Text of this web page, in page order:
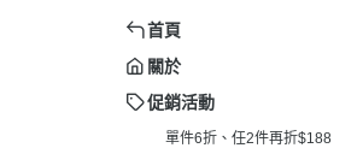
首頁
關於
促銷活動
單件6折、任2件再折$188